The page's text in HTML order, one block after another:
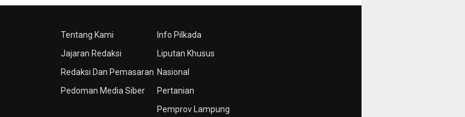
Tentang Kami
Jajaran Redaksi
Redaksi Dan Pemasaran
Pedoman Media Siber
Info Pilkada
Liputan Khusus
Nasional
Pertanian
Pemprov Lampung